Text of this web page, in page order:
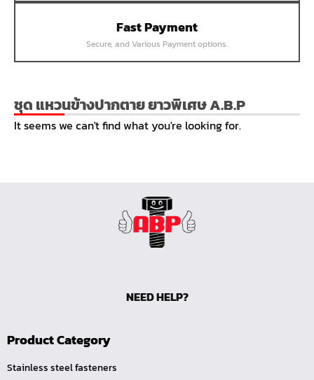
หน้าแปลนเชื่อมบอด SUS304 JEF 10K FF
หน้าแปลนเชื่อมบอด SUS304 JEF 5K FF
หน้าแปลนเชื่อมบอด SUS304 JEF 150P RF
หน้าแปลนเชื่อม SUS304 JEF PN40 RF
หน้าแปลนเชื่อม SUS304 JEF PN25 RF
หน้าแปลนเชื่อม SUS304 JEF 10K FF
หน้าแปลนเชื่อม SUS304 JEF 5K FF
หน้าแปลนเหล็กเกลียวใน JEF PN40
หน้าแปลนเหล็กเกลียวใน JEF 10K TR
หน้าแปลนเหล็กเกลียวใน JEF 150P
Fast Payment
Secure, and Various Payment options.
ชุด แหวนข้างปากตาย ยาวพิเศษ A.B.P
It seems we can't find what you're looking for.
NEED HELP?
Product Category
Stainless steel fasteners